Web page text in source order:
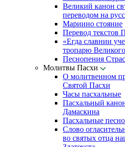
Великий канон
переводом на
Мариино стояние
Перевод текстов
«Егда славнии
тропарю
Песнопения
Молитвы Пасхи
О молитвенном
Святой Пасхи
Часы пасхальные
Пасхальный
Дамаскина
Пасхальные
Слово
во святых отца